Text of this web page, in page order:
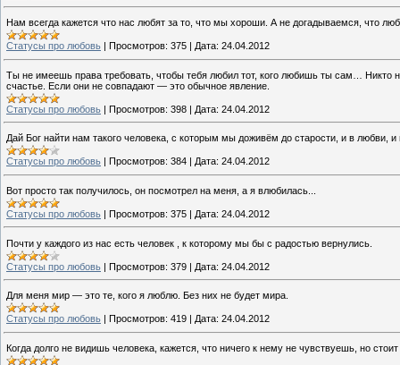
Нам всегда кажется что нас любят за то, что мы хороши. А не догадываемся, что
Cтатусы про любовь | Просмотров: 375 | Дата: 24.04.2012
Ты не имеешь права требовать, чтобы тебя любил тот, кого любишь ты сам… Никто
счастье. Если они не совпадают — это обычное явление.
Cтатусы про любовь | Просмотров: 398 | Дата: 24.04.2012
Дай Бог найти нам такого человека, с которым мы доживём до старости, и в любви, и
Cтатусы про любовь Просмотров: 384 Дата: 24.04.2012
Вот просто так получилось, он посмотрел на меня, а я влюбилась...
Cтатусы про любовь | Просмотров: 375 | Дата: 24.04.2012
Почти у каждого из нас есть человек , к которому мы бы с радостью вернулись.
Cтатусы про любовь | Просмотров: 379 | Дата: 24.04.2012
Для меня мир — это те, кого я люблю. Без них не будет мира.
Cтатусы про любовь Просмотров: 419 Дата: 24.04.2012
Когда долго не видишь человека, кажется, что ничего к нему не чувствуешь, но